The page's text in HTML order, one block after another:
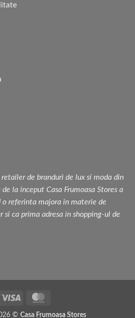
retailer de branduri de lux si moda din
la inceput Casa Frumoasa Stores a
o referinta majora in materie de
si ca prima adresa in shopping-ul de
Visa
© Casa Frumoasa Stores